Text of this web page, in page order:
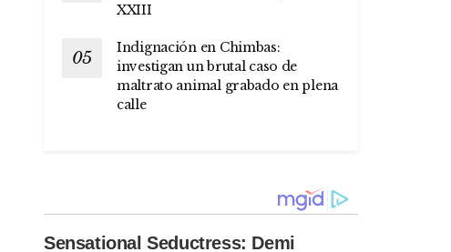
XXIII
Indignación en Chimbas:
investigan un brutal caso de
maltrato animal grabado en plena
calle